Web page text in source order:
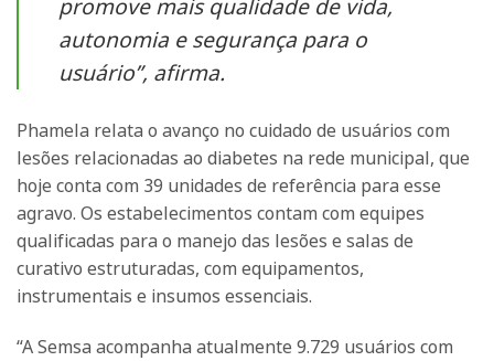
promove mais qualidade de vida,
autonomia e segurança para o
usuário”, afirma.
Phamela relata o avanço no cuidado de usuários com
lesões relacionadas ao diabetes na rede municipal, que
hoje conta com 39 unidades de referência para esse
agravo. Os estabelecimentos contam com equipes
qualificadas para o manejo das lesões e salas de
curativo estruturadas, com equipamentos,
instrumentais e insumos essenciais.
“A Semsa acompanha atualmente 9.729 usuários com